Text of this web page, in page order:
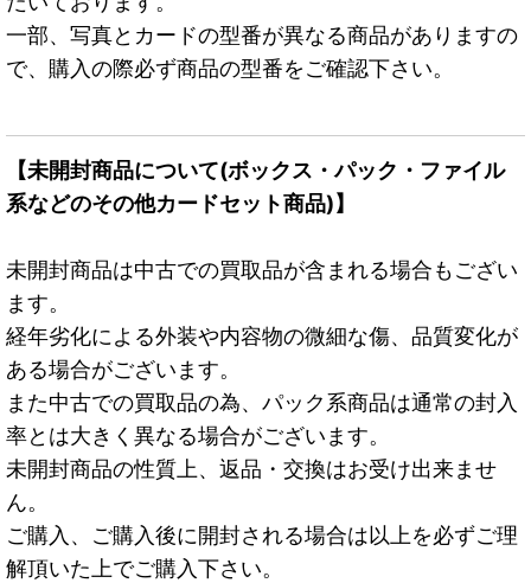
一部、写真とカードの型番が異なる商品がありますの
で、購入の際必ず商品の型番をご確認下さい。
【未開封商品について(ボックス・パック・ファイル
系などのその他カードセット商品)】
未開封商品は中古での買取品が含まれる場合もござい
ます。
経年劣化による外装や内容物の微細な傷、品質変化が
ある場合がございます。
また中古での買取品の為、パック系商品は通常の封入
率とは大きく異なる場合がございます。
未開封商品の性質上、返品・交換はお受け出来ませ
ん。
ご購入、ご購入後に開封される場合は以上を必ずご理
解頂いた上でご購入下さい。